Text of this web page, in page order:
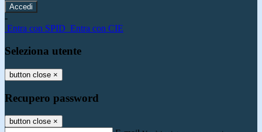
-
Entra con SPID Entra con CIE
Seleziona utente
button close ×
Recupero password
button close ×